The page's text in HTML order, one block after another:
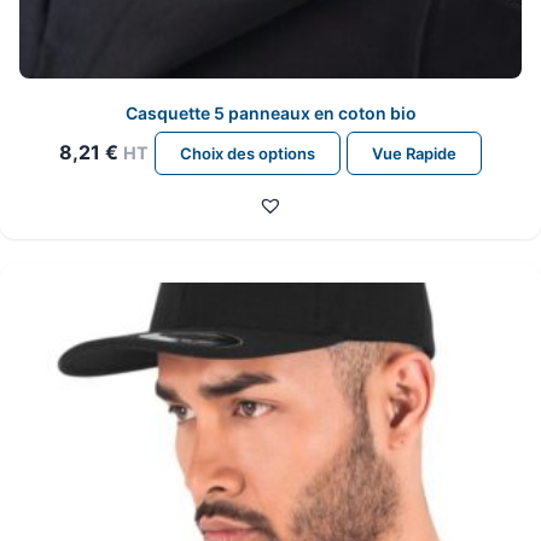
Casquette 5 panneaux en coton bio
8,21 € HT Choix des options
Ce
produit
peuvent
être
choisies
sur
la
page
Vue Rapide